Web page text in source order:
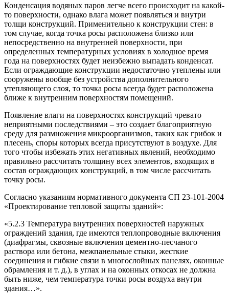
Конденсация водяных паров легче всего происходит на какой-
то поверхности, однако влага может появляться и внутри
толщи конструкций. Применительно к конструкции стен: в
том случае, когда точка росы расположена близко или
непосредственно на внутренней поверхности, при
определенных температурных условиях в холодное время
года на поверхностях будет неизбежно выпадать конденсат.
Если ограждающие конструкции недостаточно утеплены или
сооружены вообще без устройства дополнительного
утепляющего слоя, то точка росы всегда будет расположена
ближе к внутренним поверхностям помещений.
Появление влаги на поверхностях конструкций чревато
неприятными последствиями – это создает благоприятную
среду для размножения микроорганизмов, таких как грибок и
плесень, споры которых всегда присутствуют в воздухе. Для
того чтобы избежать этих негативных явлений, необходимо
правильно рассчитать толщину всех элементов, входящих в
состав ограждающих конструкций, в том числе рассчитать
точку росы.
Согласно указаниям нормативного документа СП 23-101-2004
«Проектирование тепловой защиты зданий»:
«5.2.3 Температура внутренних поверхностей наружных
ограждений здания, где имеются теплопроводные включения
(диафрагмы, сквозные включения цементно-песчаного
раствора или бетона, межпанельные стыки, жесткие
соединения и гибкие связи в многослойных панелях, оконные
обрамления и т. д.), в углах и на оконных откосах не должна
быть ниже, чем температура точки росы воздуха внутри
здания…».